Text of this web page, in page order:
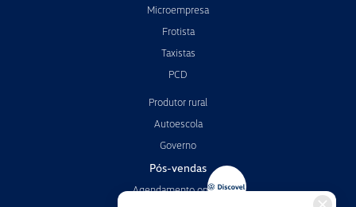
Microempresa
Frotista
Taxistas
PCD
Produtor rural
Autoescola
Governo
Pós-vendas
Agendamento online